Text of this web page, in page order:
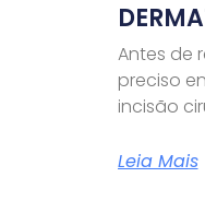
Antes de
preciso
incisão
Leia Mais